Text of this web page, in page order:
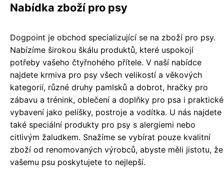
Nabídka zboží pro psy
Dogpoint je obchod specializující se na zboží pro psy.
Nabízíme širokou škálu produktů, které uspokojí
potřeby vašeho čtyřnohého přítele. V naší nabídce
najdete krmiva pro psy všech velikostí a věkových
kategorií, různé druhy pamlsků a dobrot, hračky pro
zábavu a trénink, oblečení a doplňky pro psa i praktické
vybavení jako pelíšky, postroje a vodítka. U nás najdete
také speciální produkty pro psy s alergiemi nebo
citlivým žaludkem. Snažíme se vybírat pouze kvalitní
zboží od renomovaných výrobců, abyste měli jistotu, že
vašemu psu poskytujete to nejlepší.